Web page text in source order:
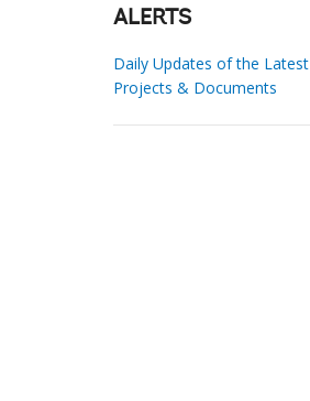
ALERTS
Daily Updates of the Latest
Projects & Documents